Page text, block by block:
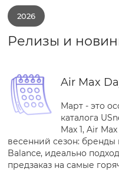
2026
Релизы и
Air Max
Март - это
каталога
Max 1, Air
весенний сезон: бренды
Balance, идеально
предзаказ на самые